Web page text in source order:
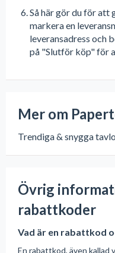
Så här gör du för att
markera en
leveransadress och
på "Slutför köp" för
Mer om
Trendiga & snygga
Övrig
rabattkoder
Vad är en rabattkod
En rabattkod, även kallad